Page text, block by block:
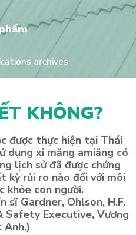
archives
KHÔNG?
được thực hiện tại Thái
dụng xi măng amiăng có
lịch sử đã được chứng
kỳ rủi ro nào đối với môi
khỏe con người.
sĩ Gardner, Ohlson, H.F.
Safety Executive, Vương
Anh.)